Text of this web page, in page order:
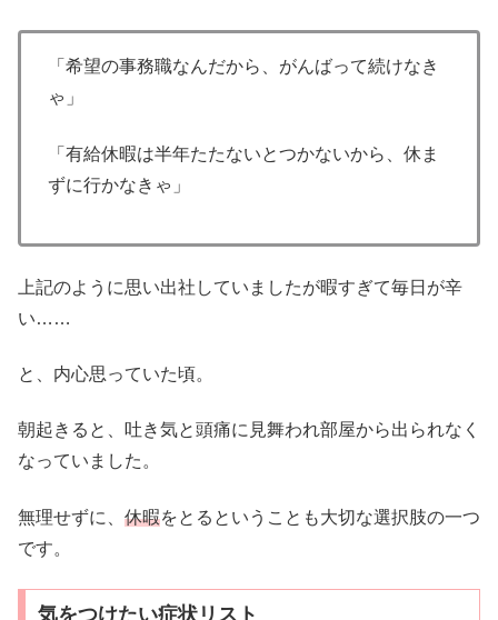
「希望の事務職なんだから、がんばって続けなき
ゃ」
「有給休暇は半年たたないとつかないから、休ま
ずに行かなきゃ」
上記のように思い出社していましたが暇すぎて毎日が辛
い……
と、内心思っていた頃。
朝起きると、吐き気と頭痛に見舞われ部屋から出られなく
なっていました。
無理せずに、 休暇をとるということも大切な選択肢の一つ
です。
気をつけたい症状リスト